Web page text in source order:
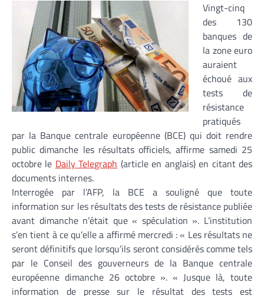
Vingt-cinq
des 130
banques de
la zone euro
auraient
échoué aux
tests de
résistance
pratiqués
par la Banque centrale européenne (BCE) qui doit rendre
public dimanche les résultats officiels, affirme samedi 25
octobre le Daily Telegraph (article en anglais) en citant des
documents internes.
Interrogée par l’AFP, la BCE a souligné que toute
information sur les résultats des tests de résistance publiée
avant dimanche n’était que « spéculation ». L’institution
s’en tient à ce qu’elle a affirmé mercredi : « Les résultats ne
seront définitifs que lorsqu’ils seront considérés comme tels
par le Conseil des gouverneurs de la Banque centrale
européenne dimanche 26 octobre ». « Jusque là, toute
information de presse sur le résultat des tests est